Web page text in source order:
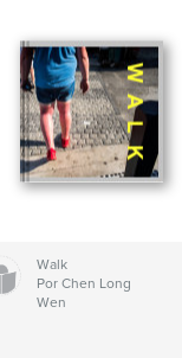
Walk
Por Chen Long
Wen